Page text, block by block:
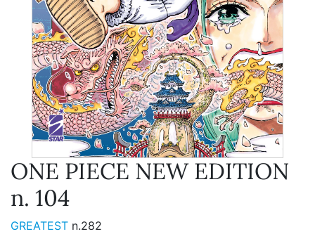
ONE PIECE NEW EDITION
n. 104
GREATEST n.282